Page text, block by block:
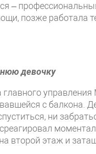
–
позже работала
девочку
главного
с балкона.
ни
второй этаж и